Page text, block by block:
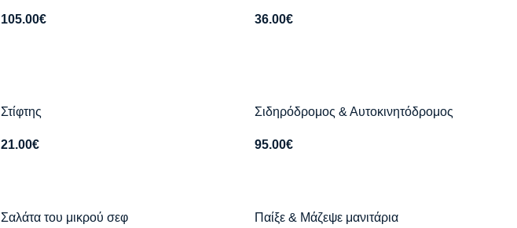
105.00€ 36.00€
Στίφτης
21.00€
Σιδηρόδρομος & Αυτοκινητόδρομος
95.00€
Σαλάτα του μικρού σεφ Παίξε & Μάζεψε μανιτάρια